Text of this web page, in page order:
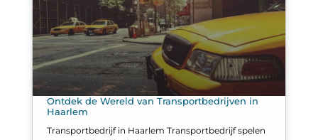
Ontdek de Wereld van Transportbedrijven in
Haarlem
Transportbedrijf in Haarlem Transportbedrijf spelen